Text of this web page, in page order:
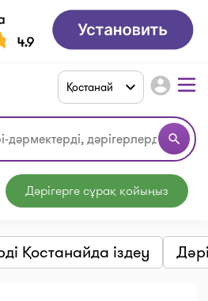
search
Қостанай account_circle
Дәрігерге сұрақ қойыңыз
Қостанайда іздеу